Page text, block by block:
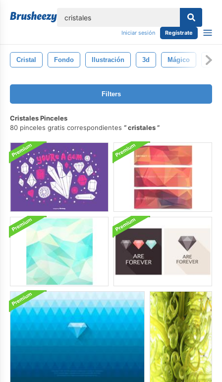
Iniciar sesión Regístrate
Cristal Fondo Ilustración 3d Mágico
Filters
Cristales Pinceles
80 pinceles gratis correspondientes
cristales